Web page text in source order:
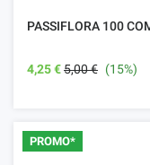
PASSIFLORA 100
4,25 €5,00 € (15%)
PROMO*